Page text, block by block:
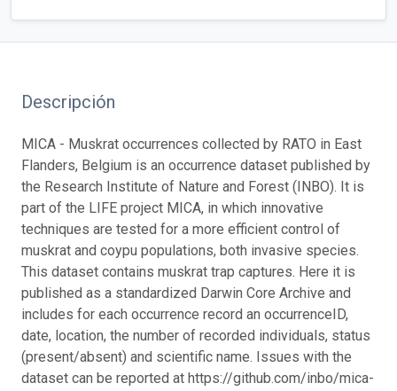
Descripción
MICA - Muskrat occurrences collected by RATO in East
Flanders, Belgium is an occurrence dataset published by
the Research Institute of Nature and Forest (INBO). It is
part of the LIFE project MICA, in which innovative
techniques are tested for a more efficient control of
muskrat and coypu populations, both invasive species.
This dataset contains muskrat trap captures. Here it is
published as a standardized Darwin Core Archive and
includes for each occurrence record an occurrenceID,
date, location, the number of recorded individuals, status
(present/absent) and scientific name. Issues with the
dataset can be reported at https://github.com/inbo/mica-